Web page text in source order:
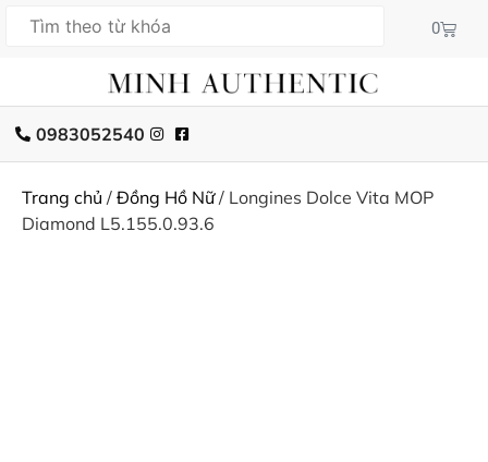
0
0983052540
Trang chủ / Đồng Hồ Nữ/ Longines Dolce Vita MOP
Diamond L5.155.0.93.6